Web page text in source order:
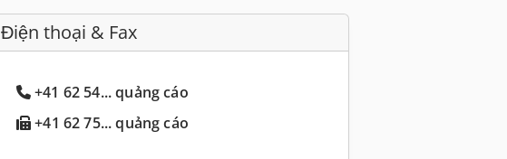
Điện thoại & Fax
+41 62 54... quảng cáo
+41 62 75... quảng cáo